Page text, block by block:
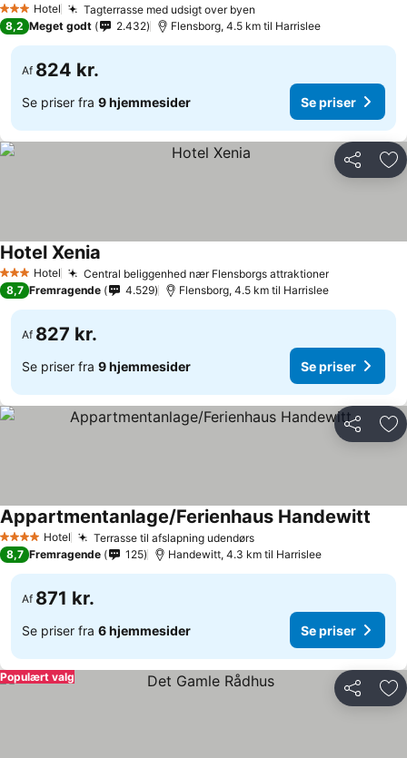
3 StjernerHotel Tagterrasse med udsigt over byen
8,2 Meget godt 2.432 Flensborg, 4.5 km til Harrislee
Af 824 kr.
Se priser fra 9 hjemmesider Se priser
Del
3 StjernerHotel Central beliggenhed nær Flensborgs attraktioner
Hotel Xenia
8,7 Fremragende 4.529 Flensborg, 4.5 km til Harrislee
Af 827 kr.
Se priser fra 9 hjemmesider Se priser
Del
4 StjernerHotel Terrasse til afslapning udendørs
Appartmentanlage/Ferienhaus Handewitt
8,7 Fremragende 125 Handewitt, 4.3 km til Harrislee
Af 871 kr.
Se priser fra 6 hjemmesider Se priser
Del
Populært valg